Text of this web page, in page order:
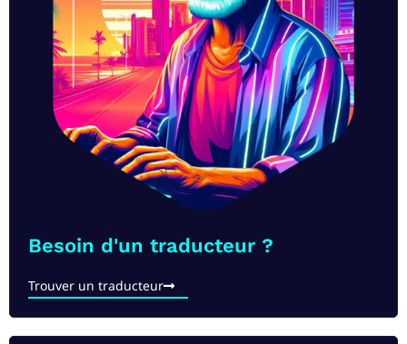
Besoin d'un traducteur ?
Trouver un traducteur